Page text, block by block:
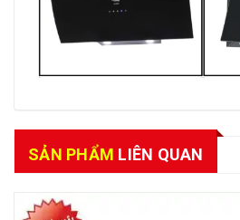
SẢN PHẨM LIÊN QUAN